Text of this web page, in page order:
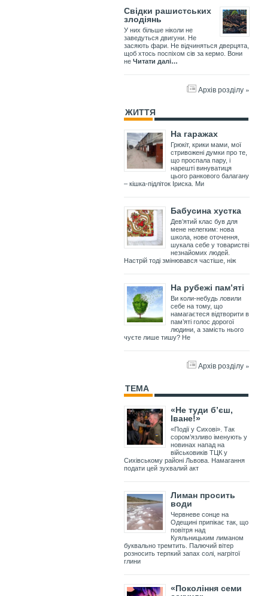
Свідки рашистських
злодіянь
У них більше ніколи не
заведуться двигуни. Не
засяють фари. Не відчиняться дверцята,
щоб хтось поспіхом сів за кермо. Вони
не Читати далі…
Архів розділу »
ЖИТТЯ
На гаражах
Грюкіт, крики мами, мої
стривожені думки про те,
що проспала пару, і
нарешті винуватиця
цього ранкового балагану
– кішка-підліток Іриска. Ми
Бабусина хустка
Дев’ятий клас був для
мене нелегким: нова
школа, нове оточення,
шукала себе у товаристві
незнайомих людей.
Настрій тоді змінювався частіше, ніж
На рубежі пам’яті
Ви коли-небудь ловили
себе на тому, що
намагаєтеся відтворити в
пам’яті голос дорогої
людини, а замість нього
чуєте лише тишу? Не
Архів розділу »
ТЕМА
«Не туди б’єш,
Іване!»
«Події у Сихові». Так
сором’язливо іменують у
новинах напад на
військовиків ТЦК у
Сихівському районі Львова. Намагання
подати цей зухвалий акт
Лиман просить
води
Червневе сонце на
Одещині припікає так, що
повітря над
Куяльницьким лиманом
буквально тремтить. Палючий вітер
розносить терпкий запах солі, нагрітої
глини
«Покоління семи